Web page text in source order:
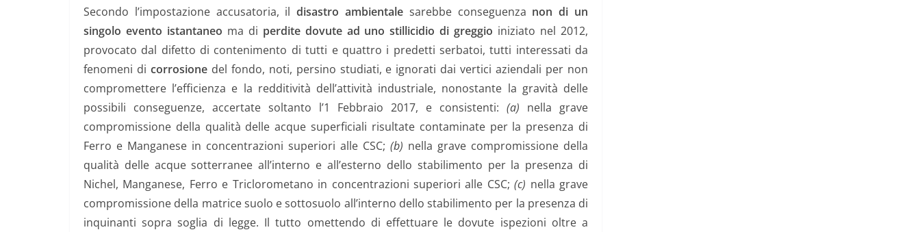
Secondo l’impostazione accusatoria, ildisastro ambientale sarebbe conseguenza non di un
singolo evento istantaneo ma di perdite dovute ad uno stillicidio di greggio iniziato nel 2012,
provocato dal difetto di contenimento di tutti e quattro i predetti serbatoi, tutti interessati da
fenomeni di corrosionedel fondo, noti, persino studiati, e ignorati dai vertici aziendali per non
compromettere l’efficienza e la redditività dell’attività industriale, nonostante la gravità delle
possibili conseguenze, accertate soltanto l’1 Febbraio 2017, e consistenti: (a) nella grave
compromissione della qualità delle acque superficiali risultate contaminate per la presenza di
Ferro e Manganese in concentrazioni superiori alle CSC; (b) nella grave compromissione della
qualità delle acque sotterranee all’interno e all’esterno dello stabilimento per la presenza di
Nichel, Manganese, Ferro e Triclorometano in concentrazioni superiori alle CSC;(c) nella grave
compromissione della matrice suolo e sottosuolo all’interno dello stabilimento per la presenza di
inquinanti sopra soglia di legge. Il tutto omettendo di effettuare le dovute ispezioni oltre a